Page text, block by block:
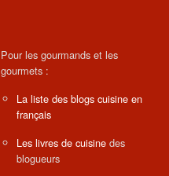
Pour les gourmands et les
gourmets :
La liste des blogs cuisine en
français
Les livres de cuisine des
blogueurs